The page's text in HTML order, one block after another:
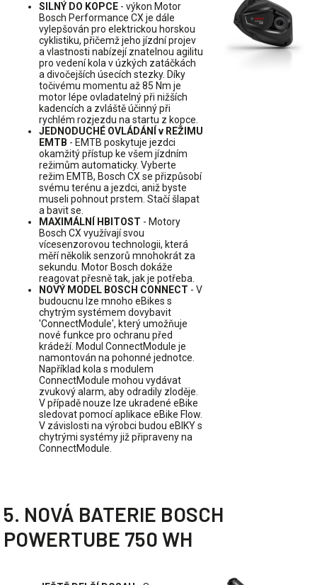
SILNÝ DO KOPCE - výkon Motor
Bosch Performance CX je dále
vylepšován pro elektrickou horskou
cyklistiku, přičemž jeho jízdní projev
a vlastnosti nabízejí znatelnou agilitu
pro vedení kola v úzkých zatáčkách
a divočejších úsecích stezky. Díky
točivému momentu až 85 Nm je
motor lépe ovladatelný při nižších
kadencích a zvláště účinný při
rychlém rozjezdu na startu z kopce.
JEDNODUCHÉ OVLÁDÁNÍ v REŽIMU
EMTB - EMTB poskytuje jezdci
okamžitý přístup ke všem jízdním
režimům automaticky. Vyberte
režim EMTB, Bosch CX se přizpůsobí
svému terénu a jezdci, aniž byste
museli pohnout prstem. Stačí šlapat
a bavit se.
MAXIMÁLNÍ HBITOST - Motory
Bosch CX využívají svou
vícesenzorovou technologii, která
měří několik senzorů mnohokrát za
sekundu. Motor Bosch dokáže
reagovat přesně tak, jak je potřeba.
NOVÝ MODEL BOSCH CONNECT - V
budoucnu lze mnoho eBikes s
chytrým systémem dovybavit
'ConnectModule', který umožňuje
nové funkce pro ochranu před
krádeží. Modul ConnectModule je
namontován na pohonné jednotce.
Například kola s modulem
ConnectModule mohou vydávat
zvukový alarm, aby odradily zloděje.
V případě nouze lze ukradené eBike
sledovat pomocí aplikace eBike Flow.
V závislosti na výrobci budou eBIKY s
chytrými systémy již připraveny na
ConnectModule.
5. NOVÁ BATERIE BOSCH
POWERTUBE 750 WH